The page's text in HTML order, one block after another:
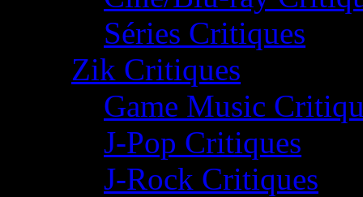
Séries Critiques
Zik Critiques
Game Music
J-Pop Critiques
J-Rock Critiques